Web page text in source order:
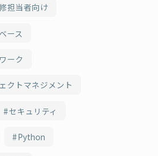
担当者向け
ース
ーク
クトマネジメント
セキュリティ
Python